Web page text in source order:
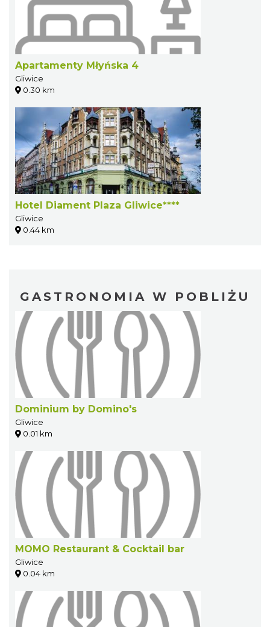
Apartamenty Młyńska 4
Gliwice
0.30 km
Hotel Diament Plaza Gliwice****
Gliwice
0.44 km
GASTRONOMIA W POBLIŻU
Dominium by Domino's
Gliwice
0.01 km
MOMO Restaurant & Cocktail bar
Gliwice
0.04 km